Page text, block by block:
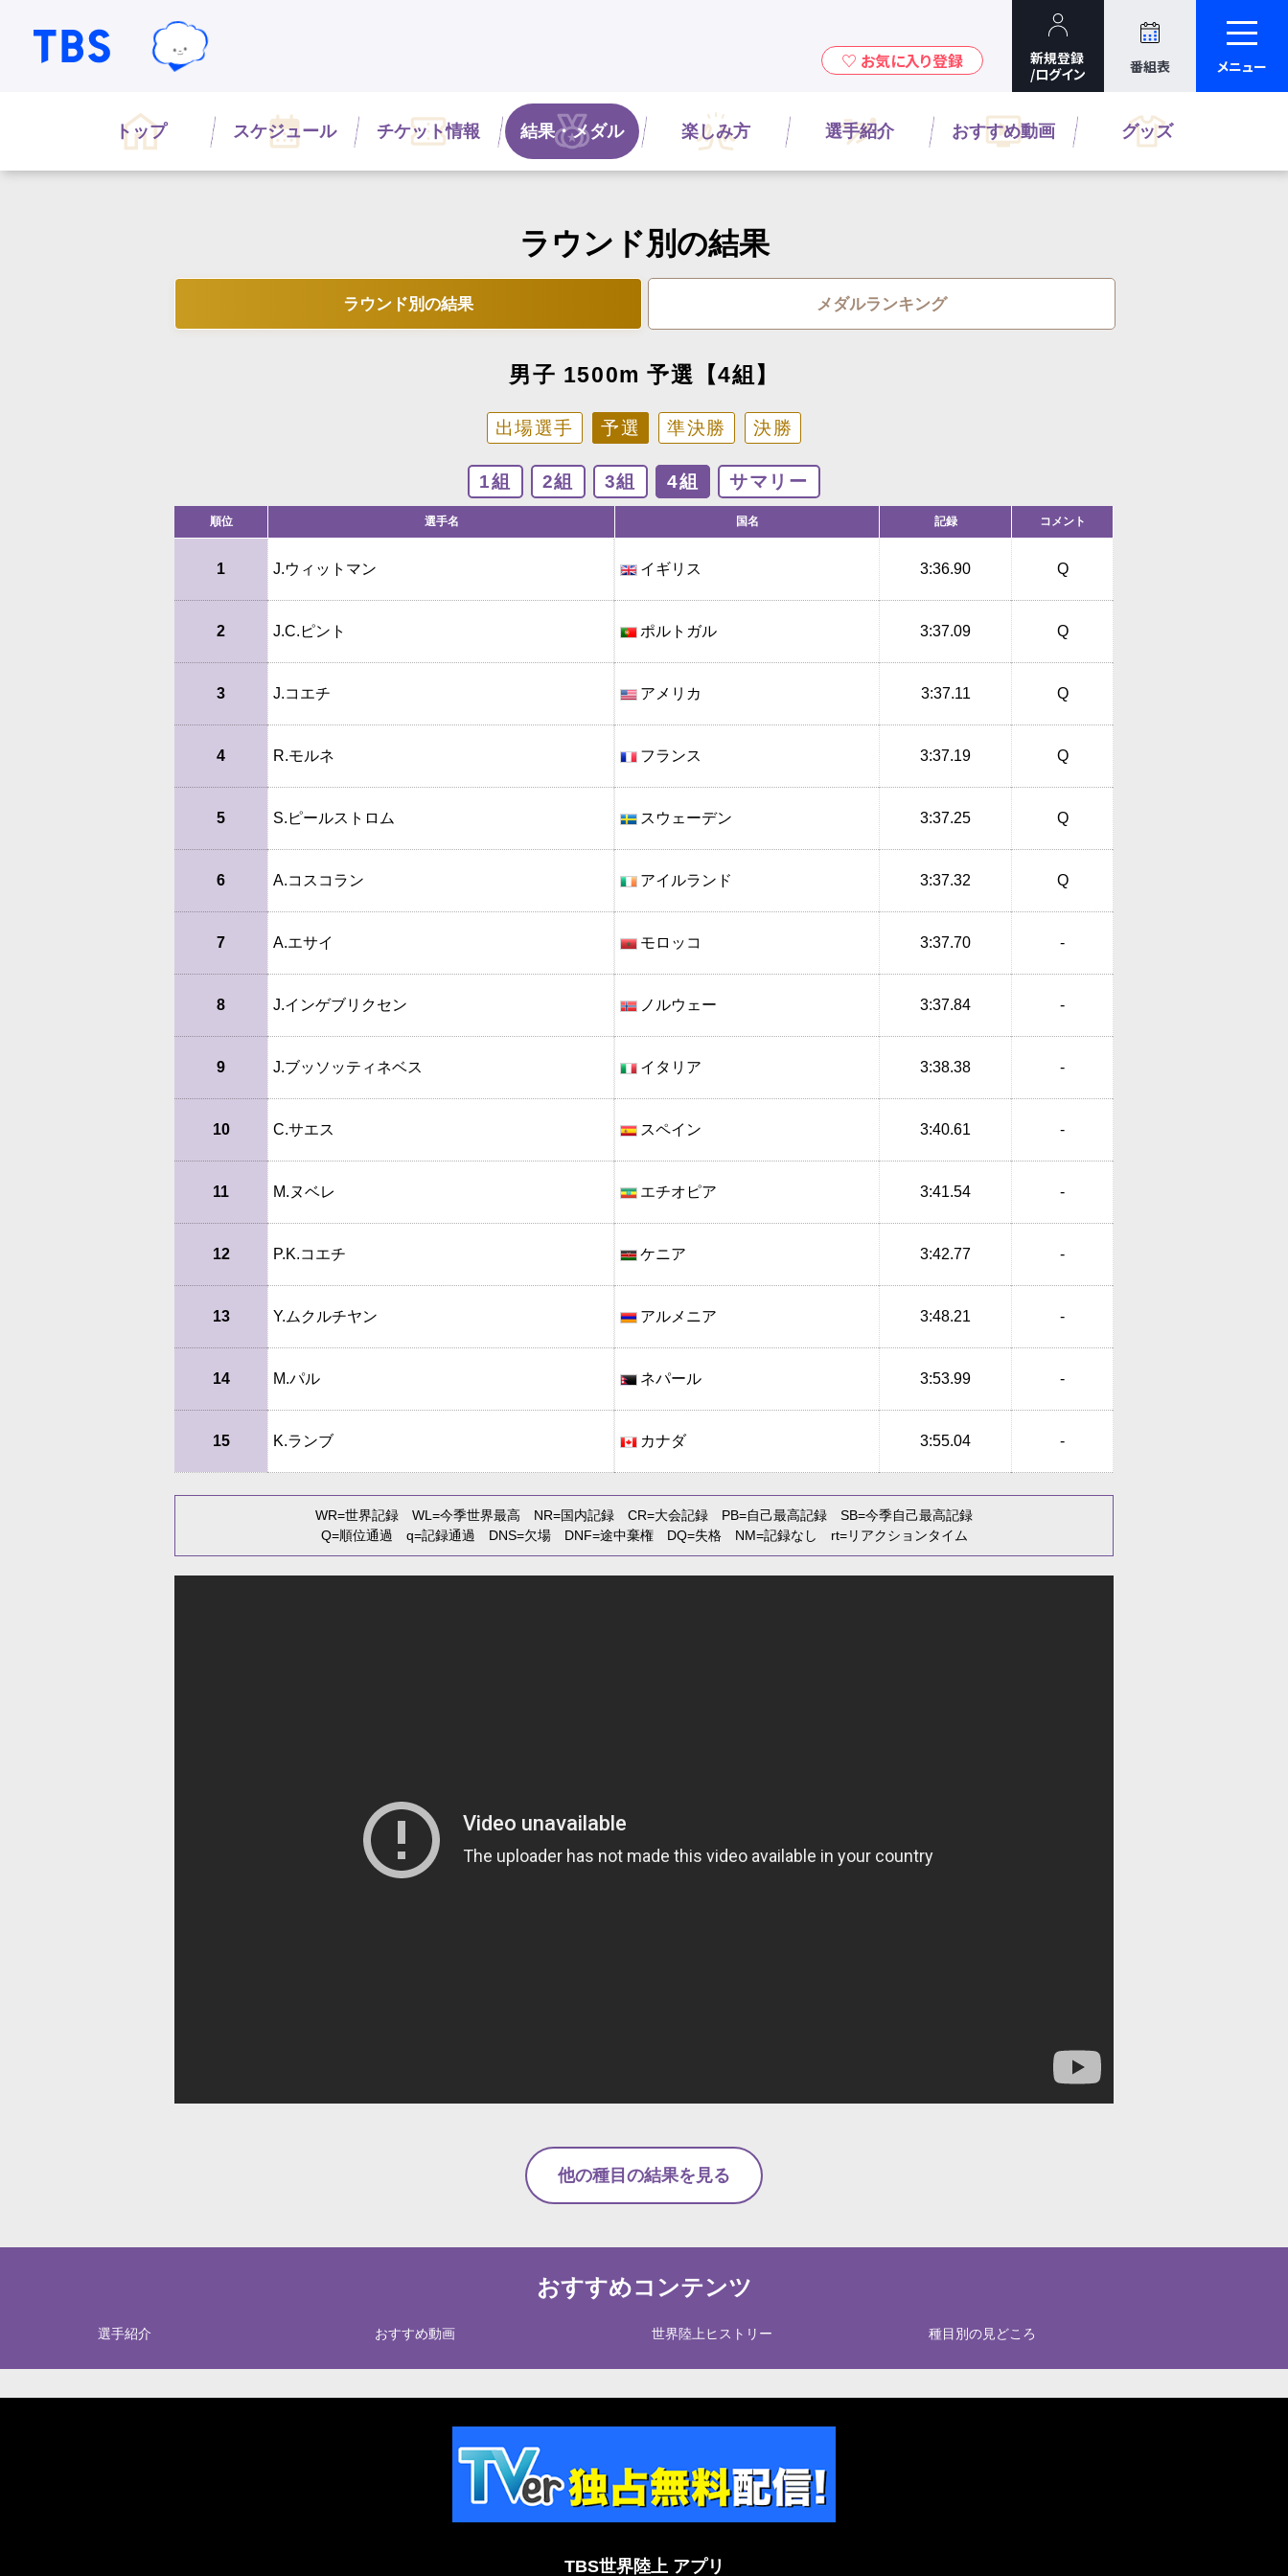
TBSテレビ｜ときめくときを。
番組表 メニュー
トップ スケジュール チケット情報 結果・メダル 楽しみ方 選手紹介 おすすめ動画 グッズ
ラウンド別の結果
ラウンド別の結果 メダルランキング
男子 1500m 予選【4組】
出場選手 予選 準決勝 決勝
1組 2組 3組 4組 サマリー
順位 選手名 国名 記録 コメント
1 J.ウィットマン イギリス 3:36.90 Q
2 J.C.ピント ポルトガル 3:37.09 Q
3 J.コエチ アメリカ 3:37.11 Q
4 R.モルネ フランス 3:37.19 Q
5 S.ピールストロム スウェーデン 3:37.25 Q
6 A.コスコラン アイルランド 3:37.32 Q
7 A.エサイ モロッコ 3:37.70 -
8 J.インゲブリクセン ノルウェー 3:37.84 -
9 J.ブッソッティネベス イタリア 3:38.38 -
10 C.サエス スペイン 3:40.61 -
11 M.ヌベレ エチオピア 3:41.54 -
12 P.K.コエチ ケニア 3:42.77 -
13 Y.ムクルチヤン アルメニア 3:48.21 -
14 M.パル ネパール 3:53.99 -
15 K.ランブ カナダ 3:55.04 -
WR=世界記録 WL=今季世界最高 NR=国内記録 CR=大会記録 PB=自己最高記録 SB=今季自己最高記録
Q=順位通過 q=記録通過 DNS=欠場 DNF=途中棄権 DQ=失格 NM=記録なし rt=リアクションタイム
他の種目の結果を見る
おすすめコンテンツ
選手紹介 おすすめ動画 世界陸上ヒストリー 種目別の見どころ
TBS世界陸上 アプリ